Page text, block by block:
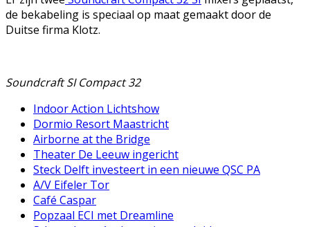
de bekabeling is speciaal op maat gemaakt door de
Duitse firma Klotz.
Soundcraft SI Compact 32
Indoor Action Lichtshow
Dormio Resort Maastricht
Airborne at the Bridge
Theater De Leeuw ingericht
Steck Delft investeert in een nieuwe QSC PA
A/V Eifeler Tor
Café Caspar
Popzaal ECI met Dreamline